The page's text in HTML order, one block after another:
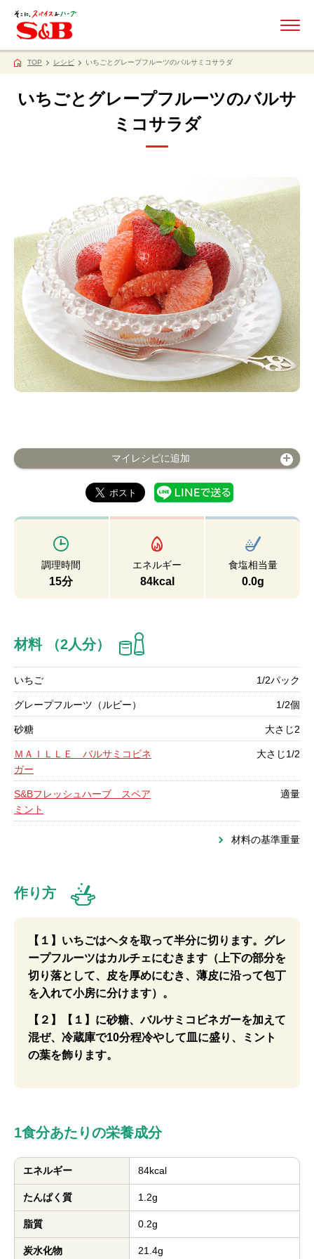
TOP レシピ いちごとグレープフルーツのバルサミコサラダ
いちごとグレープフルーツのバルサ
ミコサラダ
マイレシピに追加
調理時間
15分
エネルギー
84kcal
食塩相当量
0.0g
材料 （2人分）
いちご 1/2パック
グレープフルーツ（ルビー） 1/2個
砂糖 大さじ2
ＭＡＩＬＬＥ バルサミコビネ
ガー
大さじ1/2
S&Bフレッシュハーブ スペア
ミント
適量
材料の基準重量
作り方
【１】いちごはヘタを取って半分に切ります。グレ
ープフルーツはカルチェにむきます（上下の部分を
切り落として、皮を厚めにむき、薄皮に沿って包丁
を入れて小房に分けます）。
【２】【１】に砂糖、バルサミコビネガーを加えて
混ぜ、冷蔵庫で10分程冷やして皿に盛り、ミント
の葉を飾ります。
1食分あたりの栄養成分
エネルギー 84kcal
たんぱく質 1.2g
脂質 0.2g
炭水化物 21.4g